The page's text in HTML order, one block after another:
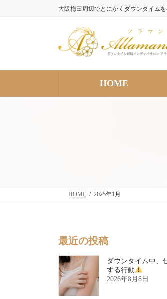
大阪梅田周辺でとにかくダウンタイム
HOME
HOME 2025年1月
最近の投稿
ダウンタイム中、
する行動
2026年8月8日